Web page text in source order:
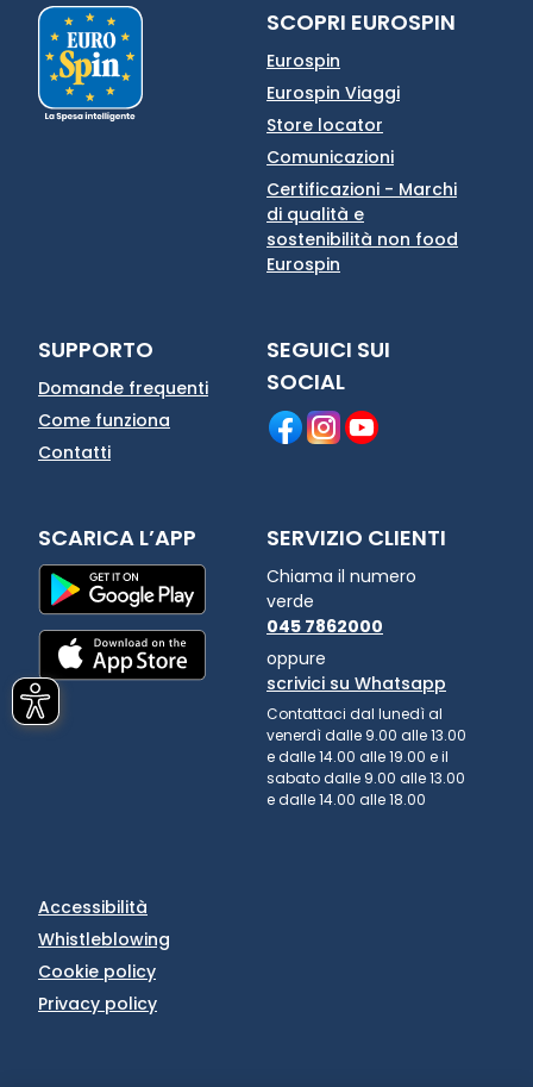
SCOPRI EUROSPIN
Eurospin
Eurospin Viaggi
Store locator
Comunicazioni
Certificazioni - Marchi
di qualità e
sostenibilità non food
Eurospin
SUPPORTO
Domande frequenti
Come funziona
Contatti
SEGUICI SUI
SOCIAL
SCARICA L’APP SERVIZIO CLIENTI
Chiama il numero
verde
045 7862000
oppure
scrivici su Whatsapp
Contattaci dal lunedì al
venerdì dalle 9.00 alle 13.00
e dalle 14.00 alle 19.00 e il
sabato dalle 9.00 alle 13.00
e dalle 14.00 alle 18.00
Accessibilità
Whistleblowing
Cookie policy
Privacy policy